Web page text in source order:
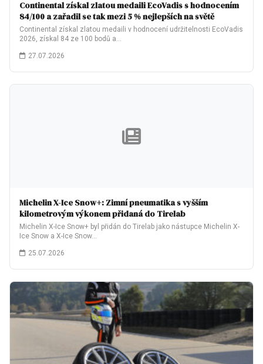
Continental získal zlatou medaili EcoVadis s hodnocením
84/100 a zařadil se tak mezi 5 % nejlepších na světě
Continental získal zlatou medaili v hodnocení udržitelnosti EcoVadis
2026, získal 84 ze 100 bodů a…
27.07.2026
Michelin X-Ice Snow+: Zimní pneumatika s vyšším
kilometrovým výkonem přidaná do Tirelab
Michelin X-Ice Snow+ byl přidán do Tirelab jako nástupce Michelin X-
Ice Snow a X-Ice Snow…
25.07.2026